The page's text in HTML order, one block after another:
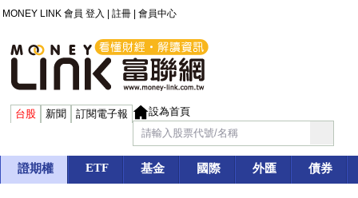
MONEY LINK 會員 登入 註冊 會員中心
台股 新聞 訂閱電子報 設為首頁
證期權 ETF 基金 國際 外匯 債券